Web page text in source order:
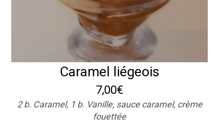
Caramel liégeois
7,00€
2 b. Caramel, 1 b. Vanille, sauce caramel, crème
fouettée